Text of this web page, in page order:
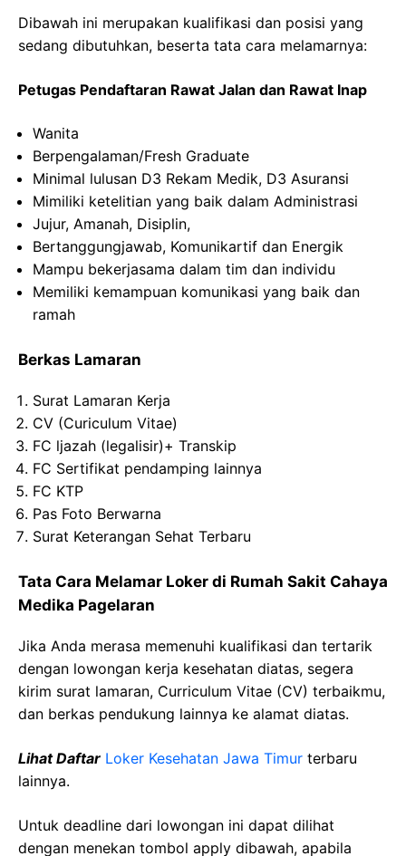
Dibawah ini merupakan kualifikasi dan posisi yang
sedang dibutuhkan, beserta tata cara melamarnya:
Petugas Pendaftaran Rawat Jalan dan Rawat Inap
Wanita
Berpengalaman/Fresh Graduate
Minimal lulusan D3 Rekam Medik, D3 Asuransi
Mimiliki ketelitian yang baik dalam Administrasi
Jujur, Amanah, Disiplin,
Bertanggungjawab, Komunikartif dan Energik
Mampu bekerjasama dalam tim dan individu
Memiliki kemampuan komunikasi yang baik dan
ramah
Berkas Lamaran
Surat Lamaran Kerja
CV (Curiculum Vitae)
FC ljazah (legalisir)+ Transkip
FC Sertifikat pendamping lainnya
FC KTP
Pas Foto Berwarna
Surat Keterangan Sehat Terbaru
Tata Cara Melamar Loker di Rumah Sakit Cahaya
Medika Pagelaran
Jika Anda merasa memenuhi kualifikasi dan tertarik
dengan lowongan kerja kesehatan diatas, segera
kirim surat lamaran, Curriculum Vitae (CV) terbaikmu,
dan berkas pendukung lainnya ke alamat diatas.
Lihat Daftar Loker Kesehatan Jawa Timur terbaru
lainnya.
Untuk deadline dari lowongan ini dapat dilihat
dengan menekan tombol apply dibawah, apabila